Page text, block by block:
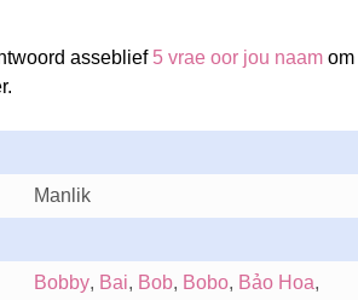
asseblief 5 vrae oor jou naam om
Manlik
Bobby, Bai, Bob, Bobo, Bảo Hoa,